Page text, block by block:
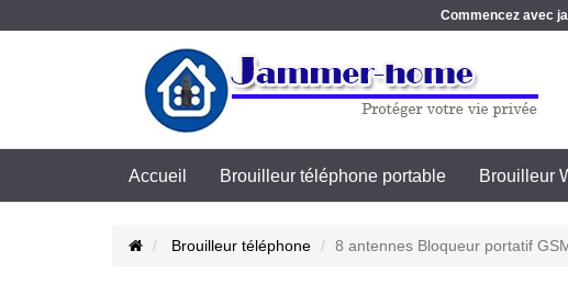
Commencez avec
Accueil Brouilleur téléphone portable Brouilleur
Brouilleur téléphone 8 antennes Bloqueur portatif